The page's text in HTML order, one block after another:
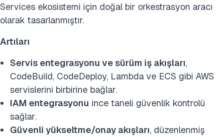
Services ekosistemi için doğal bir orkestrasyon aracı
olarak tasarlanmıştır.
Artıları
Servis entegrasyonu ve sürüm iş akışları,
CodeBuild, CodeDeploy, Lambda ve ECS gibi AWS
servislerini birbirine bağlar.
IAM entegrasyonu ince taneli güvenlik kontrolü
sağlar.
Güvenli yükseltme/onay akışları, düzenlenmiş